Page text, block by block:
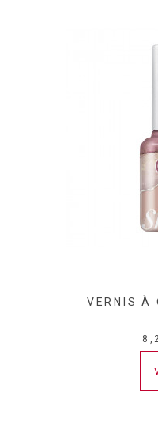
POLYETHYLENE • SILICA •
ROSIN • TIN OXIDE •
POLYURETHANE-11 •
HYDROXIDE ● [+/- MAY
DIOXIDE • CI 77491, CI
19140 / YELLOW 5 LAKE
BARIUM SULFATE • CI
7 LAKE • CI 77510 /
LAKE • CI 77510 / FERRIC
CHROMIUM OXIDE
VERNIS À